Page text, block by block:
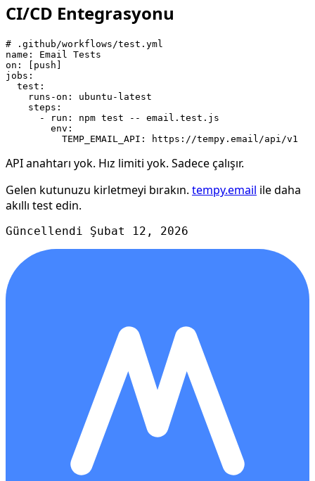
CI/CD Entegrasyonu
# .github/workflows/test.yml
name: Email Tests
on: [push]
jobs:
  test:
    runs-on: ubuntu-latest
    steps:
      - run: npm test -- email.test.js
        env:
API anahtarı yok. Hız limiti yok. Sadece çalışır.
Gelen kutunuzu kirletmeyi bırakın. tempy.email ile daha
akıllı test edin.
Güncellendi Şubat 12, 2026